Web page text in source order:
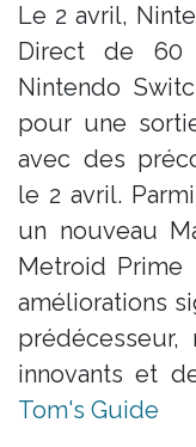
Le 2 avril,
Direct de 60
Nintendo
pour une
avec des
le 2 avril.
un nouveau
Metroid Prime
améliorations
prédécesseur,
innovants et
Tom's Guide